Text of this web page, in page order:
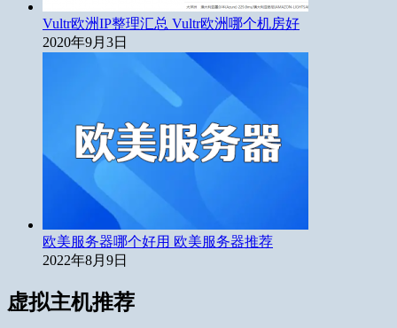
Vultr欧洲IP整理汇总 Vultr欧洲哪个机房好
2020年9月3日
欧美服务器哪个好用 欧美服务器推荐
2022年8月9日
虚拟主机推荐